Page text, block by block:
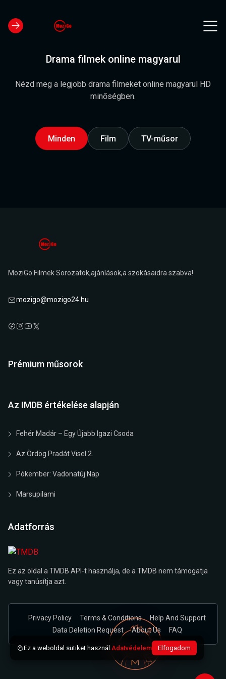
Drama filmek online magyarul
Nézd meg a legjobb drama filmeket online magyarul HD
minőségben.
Minden Film TV-műsor
MoziGo:Filmek Sorozatok,ajánlások,a szokásaidra szabva!
mozigo@mozigo24.hu
Prémium műsorok
Az IMDB értékelése alapján
Fehér Madár – Egy Újabb Igazi Csoda
Az Ördög Pradát Visel 2.
Pókember: Vadonatúj Nap
Marsupilami
Adatforrás
Ez az oldal a TMDB API-t használja, de a TMDB nem támogatja
vagy tanúsítja azt.
Privacy Policy Terms & Conditions
Help And Support
Data Deletion Request
About Us FAQ
Ez a weboldal sütiket használ.Adatvédelem Elfogadom